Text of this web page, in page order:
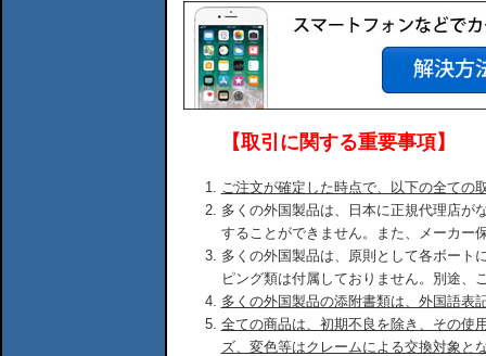
【取引に関する重要事項】
ご注文が確定した時点で、以下の全ての
多くの外国製品は、日本に正規代理店が
することができません。また、メーカー
多くの外国製品は、原則として各ボート
ピング類は付属しておりません。別途、
多くの外国製品の添附書類は、外国語表
全ての商品は、初期不良を除き、その使
ズ、変色等はクレームによる交換対象と